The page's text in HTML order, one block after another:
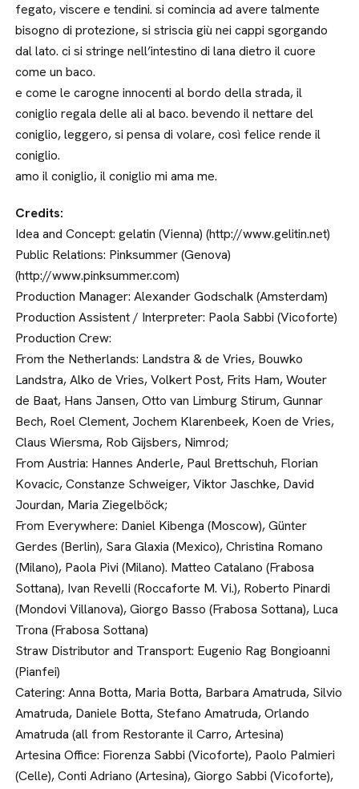
fegato, viscere e tendini. si comincia ad avere talmente
bisogno di protezione, si striscia giù nei cappi sgorgando
dal lato. ci si stringe nell’intestino di lana dietro il cuore
come un baco.
e come le carogne innocenti al bordo della strada, il
coniglio regala delle ali al baco. bevendo il nettare del
coniglio, leggero, si pensa di volare, così felice rende il
coniglio.
amo il coniglio, il coniglio mi ama me.
Credits:
Idea and Concept: gelatin (Vienna) (http://www.gelitin.net)
Public Relations: Pinksummer (Genova)
(http://www.pinksummer.com)
Production Manager: Alexander Godschalk (Amsterdam)
Production Assistent / Interpreter: Paola Sabbi (Vicoforte)
Production Crew:
From the Netherlands: Landstra & de Vries, Bouwko
Landstra, Alko de Vries, Volkert Post, Frits Ham, Wouter
de Baat, Hans Jansen, Otto van Limburg Stirum, Gunnar
Bech, Roel Clement, Jochem Klarenbeek, Koen de Vries,
Claus Wiersma, Rob Gijsbers, Nimrod;
From Austria: Hannes Anderle, Paul Brettschuh, Florian
Kovacic, Constanze Schweiger, Viktor Jaschke, David
Jourdan, Maria Ziegelböck;
From Everywhere: Daniel Kibenga (Moscow), Günter
Gerdes (Berlin), Sara Glaxia (Mexico), Christina Romano
(Milano), Paola Pivi (Milano). Matteo Catalano (Frabosa
Sottana), Ivan Revelli (Roccaforte M. Vi.), Roberto Pinardi
(Mondovi Villanova), Giorgo Basso (Frabosa Sottana), Luca
Trona (Frabosa Sottana)
Straw Distributor and Transport: Eugenio Rag Bongioanni
(Pianfei)
Catering: Anna Botta, Maria Botta, Barbara Amatruda, Silvio
Amatruda, Daniele Botta, Stefano Amatruda, Orlando
Amatruda (all from Restorante il Carro, Artesina)
Artesina Office: Fiorenza Sabbi (Vicoforte), Paolo Palmieri
(Celle), Conti Adriano (Artesina), Giorgo Sabbi (Vicoforte),